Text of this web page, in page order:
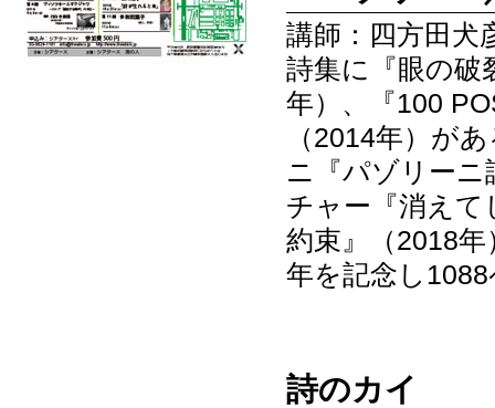
講師：四方田犬
詩集に『眼の破
年）、『100
（2014年）が
ニ『パゾリー
チャー『消えて
約束』（2018
年を記念し
詩のカイ